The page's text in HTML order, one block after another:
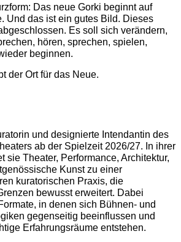
Das neue Gorki beginnt auf
Und das ist ein gutes Bild. Dieses
Es soll sich verändern,
hören, sprechen, spielen,
beginnen.
der Ort für das Neue.
und designierte Intendantin des
ab der Spielzeit 2026/27. In ihrer
sie Theater, Performance, Architektur,
Kunst zu einer
kuratorischen Praxis, die
bewusst erweitert. Dabei
in denen sich Bühnen- und
gegenseitig beeinflussen und
Erfahrungsräume entstehen.